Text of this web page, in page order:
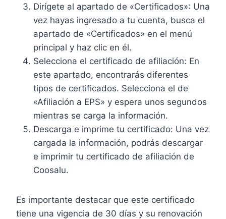
Dirígete al apartado de «Certificados»: Una
vez hayas ingresado a tu cuenta, busca el
apartado de «Certificados» en el menú
principal y haz clic en él.
Selecciona el certificado de afiliación: En
este apartado, encontrarás diferentes
tipos de certificados. Selecciona el de
«Afiliación a EPS» y espera unos segundos
mientras se carga la información.
Descarga e imprime tu certificado: Una vez
cargada la información, podrás descargar
e imprimir tu certificado de afiliación de
Coosalu.
Es importante destacar que este certificado
tiene una vigencia de 30 días y su renovación